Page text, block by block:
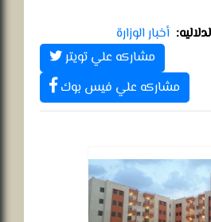
أخبار الوزارة
مشاركه علي تويتر
مشاركه علي فيس بوك